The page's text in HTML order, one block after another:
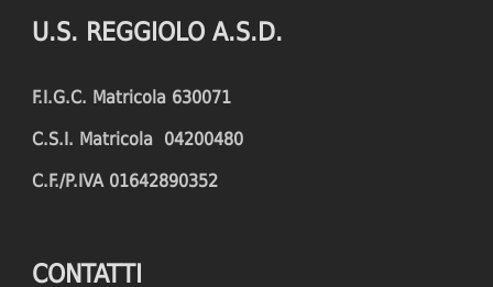
U.S. REGGIOLO A.S.D.
F.I.G.C. Matricola 630071
C.S.I. Matricola 04200480
C.F./P.IVA 01642890352
CONTATTI